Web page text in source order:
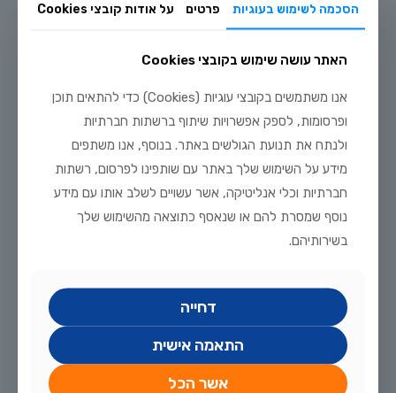
לקריאה נוספת
הסכמה לשימוש בעוגיות פרטים על אודות קובצי Cookies
האתר עושה שימוש בקובצי Cookies
אנו משתמשים בקובצי עוגיות (Cookies) כדי להתאים תוכן
ופרסומות, לספק אפשרויות שיתוף ברשתות חברתיות
ולנתח את תנועת הגולשים באתר. בנוסף, אנו משתפים
מידע על השימוש שלך באתר עם שותפינו לפרסום, רשתות
חברתיות וכלי אנליטיקה, אשר עשויים לשלב אותו עם מידע
נוסף שמסרת להם או שנאסף כתוצאה מהשימוש שלך
בשירותיהם.
דחייה
התאמה אישית
אשר הכל